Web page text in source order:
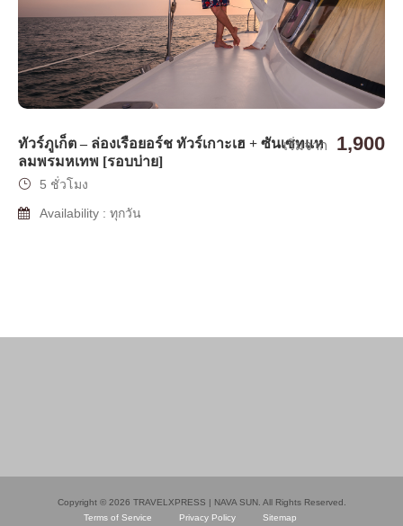
ทัวร์ภูเก็ต – ล่องเรือยอร์ช ทัวร์เกาะเฮ + ซันเซทแห
ลมพรมหเทพ [รอบบ่าย]
เริ่มจาก 1,900
5 ชั่วโมง
Availability : ทุกวัน
Copyright © 2026 TRAVELXPRESS | NAVA SUN. All Rights Reserved.
Terms of Service
Privacy Policy Sitemap